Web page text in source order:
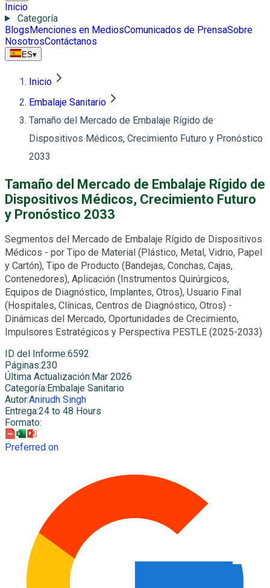
Inicio
Categoría
BlogsMenciones en MediosComunicados de PrensaSobre
NosotrosContáctanos
ES▾
Inicio
Embalaje Sanitario
Tamaño del Mercado de Embalaje Rígido de
Dispositivos Médicos, Crecimiento Futuro y Pronóstico
2033
Tamaño del Mercado de Embalaje Rígido de
Dispositivos Médicos, Crecimiento Futuro
y Pronóstico 2033
Segmentos del Mercado de Embalaje Rígido de Dispositivos
Médicos - por Tipo de Material (Plástico, Metal, Vidrio, Papel
y Cartón), Tipo de Producto (Bandejas, Conchas, Cajas,
Contenedores), Aplicación (Instrumentos Quirúrgicos,
Equipos de Diagnóstico, Implantes, Otros), Usuario Final
(Hospitales, Clínicas, Centros de Diagnóstico, Otros) -
Dinámicas del Mercado, Oportunidades de Crecimiento,
Impulsores Estratégicos y Perspectiva PESTLE (2025-2033)
ID del Informe:6592
Páginas:230
Última Actualización: Mar 2026
Categoría: Embalaje Sanitario
Autor:Anirudh Singh
Entrega:24 to 48 Hours
Formato:
Preferred on